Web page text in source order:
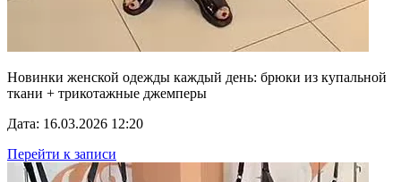
Новинки женской одежды каждый день: брюки из купальной
ткани + трикотажные джемперы
Дата: 16.03.2026 12:20
Перейти к записи